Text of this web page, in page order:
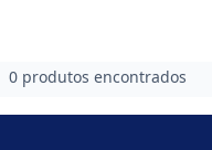
0 produtos encontrados